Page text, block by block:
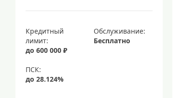
Кредитный
лимит:
до 600 000 ₽
Обслуживание:
Бесплатно